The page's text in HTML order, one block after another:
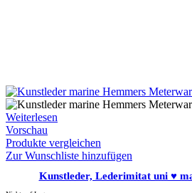
Weiterlesen
Vorschau
Produkte vergleichen
Zur Wunschliste hinzufügen
Kunstleder, Lederimitat uni ♥